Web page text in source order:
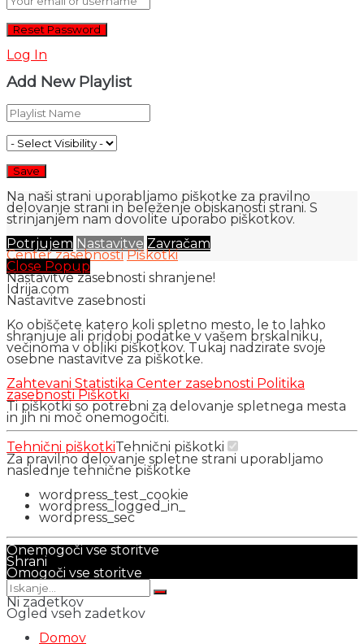
Log In
Add New Playlist
Na naši strani uporabljamo piškotke za pravilno
delovanje strani in beleženje obiskanosti strani. S
strinjanjem nam dovolite uporabo piškotkov.
Potrjujem Nastavitve Zavračam
Center zasebnosti Piškotki
Close Popup
Nastavitve zasebnosti shranjene!
Idrija.com
Nastavitve zasebnosti
Ko obiščete katero koli spletno mesto, le to lahko
shranjuje ali pridobi podatke v vašem brskalniku,
večinoma v obliki piškotkov. Tukaj nadzirate svoje
osebne nastavitve za piškotke.
Zahtevani Statistika Center zasebnosti Politika
zasebnostiPiškotki
Ti piškotki so potrebni za delovanje spletnega mesta
in jih ni moč onemogočiti.
Tehnični piškotkiTehnični piškotki
Za pravilno delovanje spletne strani uporabljamo
naslednje tehnične piškotke
wordpress_test_cookie
wordpress_logged_in_
wordpress_sec
Onemogoči vse storitve
Shrani
Omogoči vse storitve
Ni zadetkov
Ogled vseh zadetkov
Domov